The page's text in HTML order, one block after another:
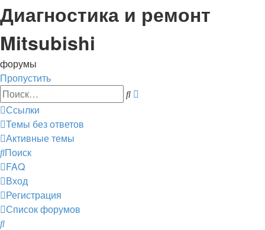
Диагностика и ремонт
Mitsubishi
форумы
Пропустить
Поиск
Ссылки
Темы без ответов
Активные темы
Поиск
FAQ
Вход
Регистрация
Список форумов
Поиск